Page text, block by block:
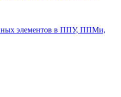
элементов в ППУ, ППМи,